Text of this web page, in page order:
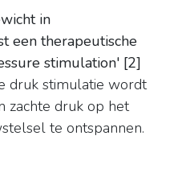
in
een therapeutische
stimulation' [2]
druk stimulatie wordt
zachte druk op het
te ontspannen.